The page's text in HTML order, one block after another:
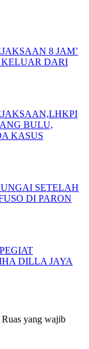
8 JAM’
DARI
BULU,
KASUS
SETELAH
DI PARON
DILLA JAYA
Ruas yang wajib